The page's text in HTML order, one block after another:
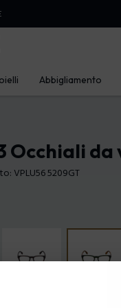
Abbigliamento
Occhiali da
VPLU56 5209GT